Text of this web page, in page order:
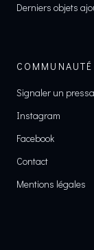
Derniers objets
COMMUNAUTÉ
Signaler un
Instagram
Facebook
Contact
Mentions légales